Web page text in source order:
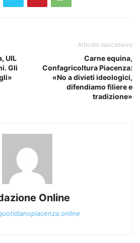
UIL
Gli
Articolo successivo
Carne equina,
Confagricoltura Piacenza:
«No a divieti ideologici,
difendiamo filiere e
tradizione»
Online